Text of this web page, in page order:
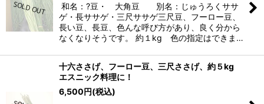
和名：?豆・ 大角豆 別名：じゅうろくササ
ゲ・長ササゲ・三尺ササゲ三尺豆、フーロー豆、
長い豆、長豆、色んな呼び方があり、良く分から
なくなりそうです。 約１kg 色の指定はできま…
十六ささげ、フーロー豆、三尺ささげ、約５kg
エスニック料理に！
6,500円(税込)